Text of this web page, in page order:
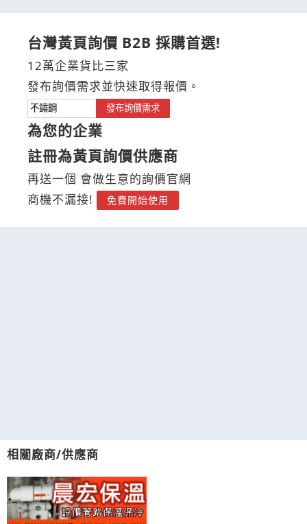
台灣黃頁詢價 B2B 採購首選!
12萬企業貨比三家
發布詢價需求並快速取得報價。
發布詢價需求
為您的企業
註冊為黃頁詢價供應商
再送一個 會做生意的詢價官網
商機不漏接!
免費開始使用
相關廠商/供應商